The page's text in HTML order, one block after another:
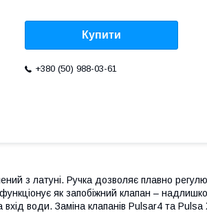
Купити
+380 (50) 988-03-61
з латуні. Ручка дозволяє плавно
як запобіжний клапан –
вхід води. Заміна клапанів Pulsar4 та